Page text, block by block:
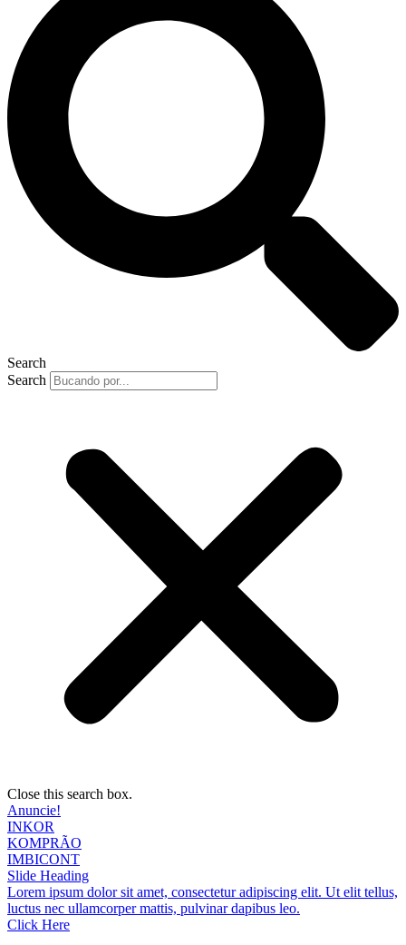
Search
Search
Close this search box.
Anuncie!
INKOR
KOMPRÃO
IMBICONT
Slide Heading
Lorem ipsum dolor sit amet, consectetur adipiscing elit. Ut elit tellus,
luctus nec ullamcorper mattis, pulvinar dapibus leo.
Click Here